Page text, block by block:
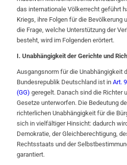
das internationale Völkerrecht geführt
Kriegs, ihre Folgen für die Bevölkerung
die Frage, welche Unterstützung der
besteht, wird im Folgenden erörtert.
I. Unabhängigkeit der Gerichte und
Ausgangsnorm für die Unabhängigkeit
Bundesrepublik Deutschland ist in Art.
(GG) geregelt. Danach sind die Richter
Gesetze unterworfen. Die Bedeutung
richterlichen Unabhängigkeit für die
sich in vielfältiger Hinsicht: dadurch
Demokratie, der Gleichberechtigung,
Rechtsstaats und der
garantiert.